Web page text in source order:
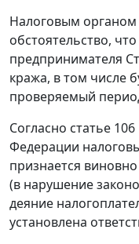
Налоговым
обстоятельство,
предпринимателя
кража, в том числе
проверяемый
Согласно статье 106
Федерации
признается
(в нарушение
деяние
установлена